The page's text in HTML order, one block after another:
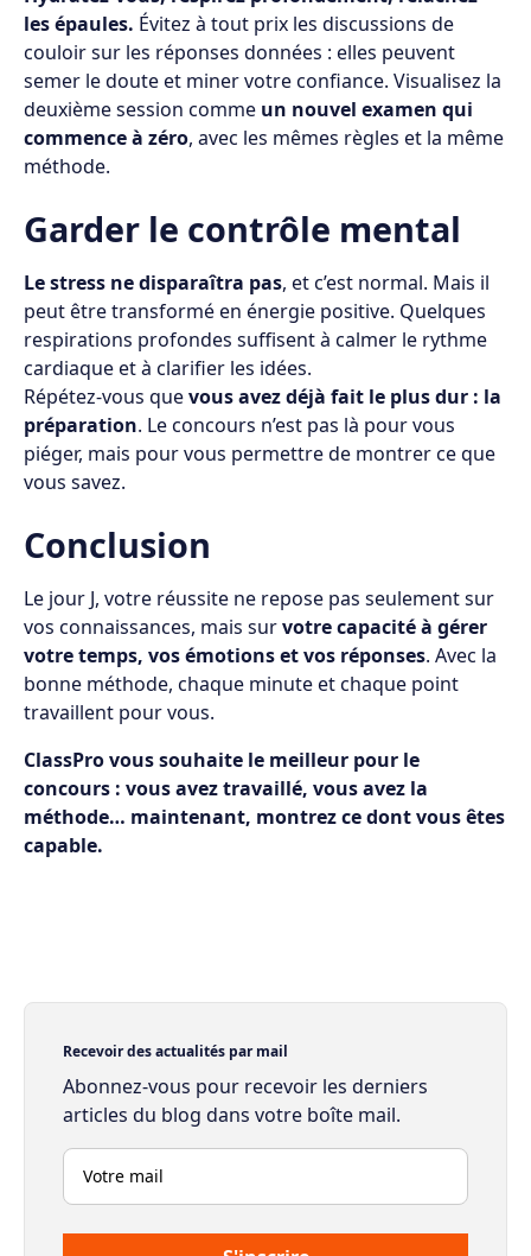
les épaules. Évitez à tout prix les discussions de
couloir sur les réponses données : elles peuvent
semer le doute et miner votre confiance. Visualisez la
deuxième session comme un nouvel examen qui
commence à zéro, avec les mêmes règles et la même
méthode.
Garder le contrôle mental
Le stress ne disparaîtra pas, et c’est normal. Mais il
peut être transformé en énergie positive. Quelques
respirations profondes suffisent à calmer le rythme
cardiaque et à clarifier les idées.
Répétez-vous quevous avez déjà fait le plus dur : la
préparation. Le concours n’est pas là pour vous
piéger, mais pour vous permettre de montrer ce que
vous savez.
Conclusion
Le jour J, votre réussite ne repose pas seulement sur
vos connaissances, mais survotre capacité à gérer
votre temps, vos émotions et vos réponses. Avec la
bonne méthode, chaque minute et chaque point
travaillent pour vous.
ClassPro vous souhaite le meilleur pour le
concours : vous avez travaillé, vous avez la
méthode… maintenant, montrez ce dont vous êtes
capable.
Recevoir des actualités par mail
Abonnez-vous pour recevoir les derniers
articles du blog dans votre boîte mail.